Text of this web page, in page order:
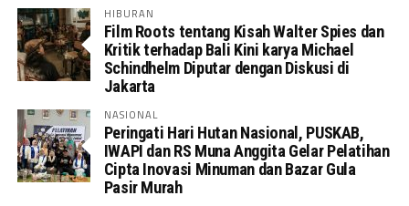
HIBURAN
Film Roots tentang Kisah Walter Spies dan
Kritik terhadap Bali Kini karya Michael
Schindhelm Diputar dengan Diskusi di
Jakarta
NASIONAL
Peringati Hari Hutan Nasional, PUSKAB,
IWAPI dan RS Muna Anggita Gelar Pelatihan
Cipta Inovasi Minuman dan Bazar Gula
Pasir Murah